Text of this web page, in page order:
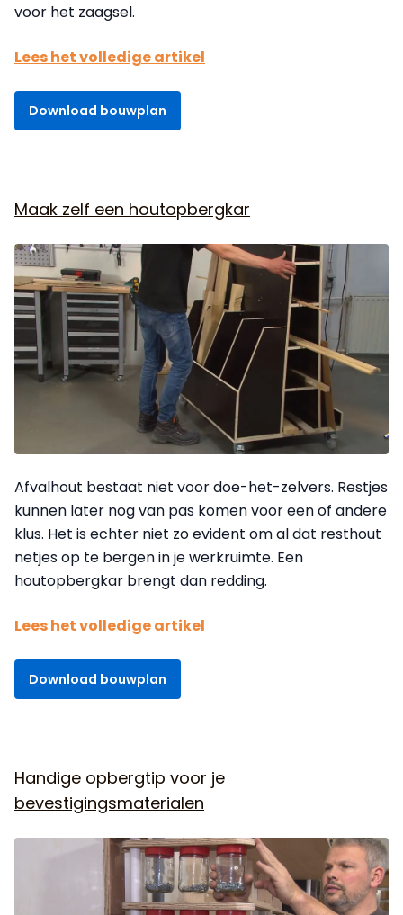
voor het zaagsel.
Lees het volledige artikel
Download bouwplan
Maak zelf een houtopbergkar
Afvalhout bestaat niet voor doe-het-zelvers. Restjes
kunnen later nog van pas komen voor een of andere
klus. Het is echter niet zo evident om al dat resthout
netjes op te bergen in je werkruimte. Een
houtopbergkar brengt dan redding.
Lees het volledige artikel
Download bouwplan
Handige opbergtip voor je
bevestigingsmaterialen